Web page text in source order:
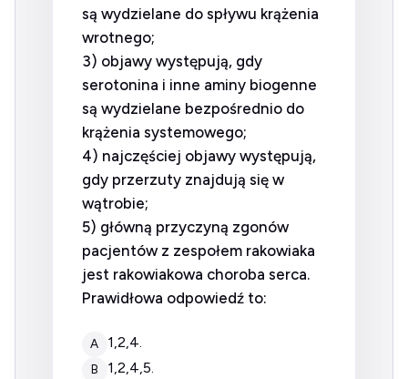
są wydzielane do spływu krążenia
wrotnego;
3) objawy występują, gdy
serotonina i inne aminy biogenne
są wydzielane bezpośrednio do
krążenia systemowego;
4) najczęściej objawy występują,
gdy przerzuty znajdują się w
wątrobie;
5) główną przyczyną zgonów
pacjentów z zespołem rakowiaka
jest rakowiakowa choroba serca.
Prawidłowa odpowiedź to:
A 1,2,4.
B 1,2,4,5.